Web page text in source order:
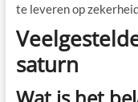
te leveren op
saturn